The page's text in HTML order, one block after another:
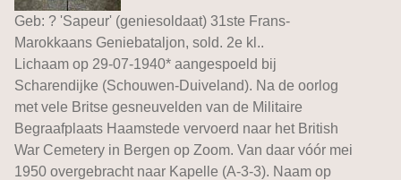
Geb: ? 'Sapeur' (geniesoldaat) 31ste Frans-
Marokkaans Geniebataljon, sold. 2e kl..
Lichaam op 29-07-1940* aangespoeld bij
Scharendijke (Schouwen-Duiveland). Na de oorlog
met vele Britse gesneuvelden van de Militaire
Begraafplaats Haamstede vervoerd naar het British
War Cemetery in Bergen op Zoom. Van daar vóór mei
1950 overgebracht naar Kapelle (A-3-3). Naam op